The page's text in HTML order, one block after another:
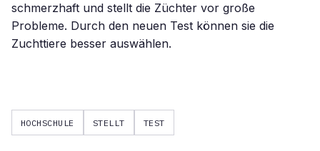
schmerzhaft und stellt die Züchter vor große
Probleme. Durch den neuen Test können sie die
Zuchttiere besser auswählen.
HOCHSCHULE STELLT TEST